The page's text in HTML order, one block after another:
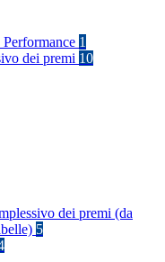
1
dei premi 10
dei premi (da
5